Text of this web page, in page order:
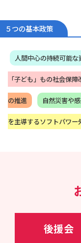
５つの基本政策
人間中心の持続可能
「子ども」もの社会保障
の推進 自然災害や
を主導するソフトパワー
後援会